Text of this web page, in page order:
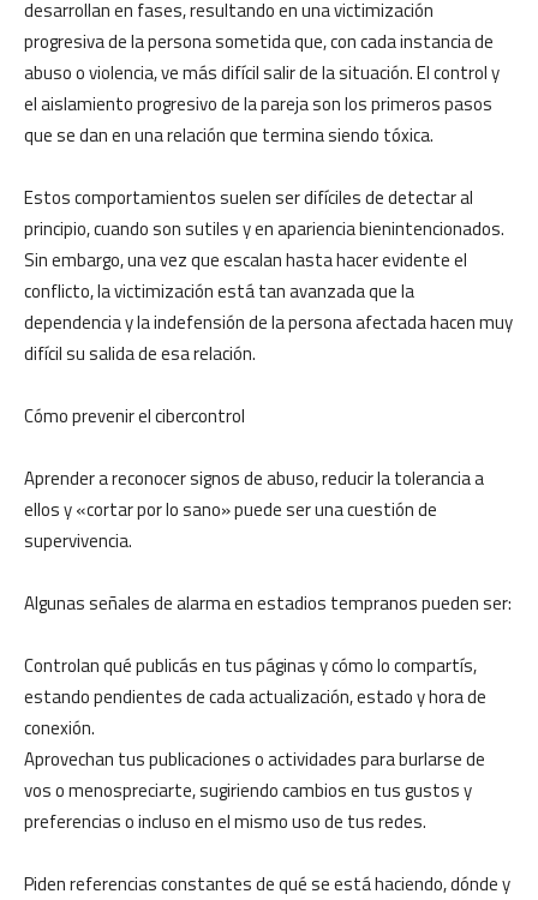
desarrollan en fases, resultando en una victimización
progresiva de la persona sometida que, con cada instancia de
abuso o violencia, ve más difícil salir de la situación. El control y
el aislamiento progresivo de la pareja son los primeros pasos
que se dan en una relación que termina siendo tóxica.
Estos comportamientos suelen ser difíciles de detectar al
principio, cuando son sutiles y en apariencia bienintencionados.
Sin embargo, una vez que escalan hasta hacer evidente el
conflicto, la victimización está tan avanzada que la
dependencia y la indefensión de la persona afectada hacen muy
difícil su salida de esa relación.
Cómo prevenir el cibercontrol
Aprender a reconocer signos de abuso, reducir la tolerancia a
ellos y «cortar por lo sano» puede ser una cuestión de
supervivencia.
Algunas señales de alarma en estadios tempranos pueden ser:
Controlan qué publicás en tus páginas y cómo lo compartís,
estando pendientes de cada actualización, estado y hora de
conexión.
Aprovechan tus publicaciones o actividades para burlarse de
vos o menospreciarte, sugiriendo cambios en tus gustos y
preferencias o incluso en el mismo uso de tus redes.
Piden referencias constantes de qué se está haciendo, dónde y